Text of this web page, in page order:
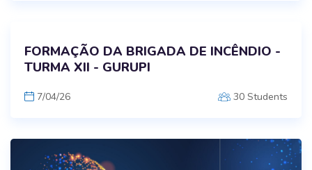
FORMAÇÃO DA BRIGADA DE INCÊNDIO -
TURMA XII - GURUPI
7/04/26 30 Students